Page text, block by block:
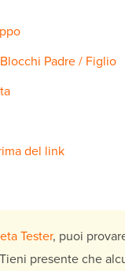
Padre / Figlio
del link
Tester, puoi
presente che